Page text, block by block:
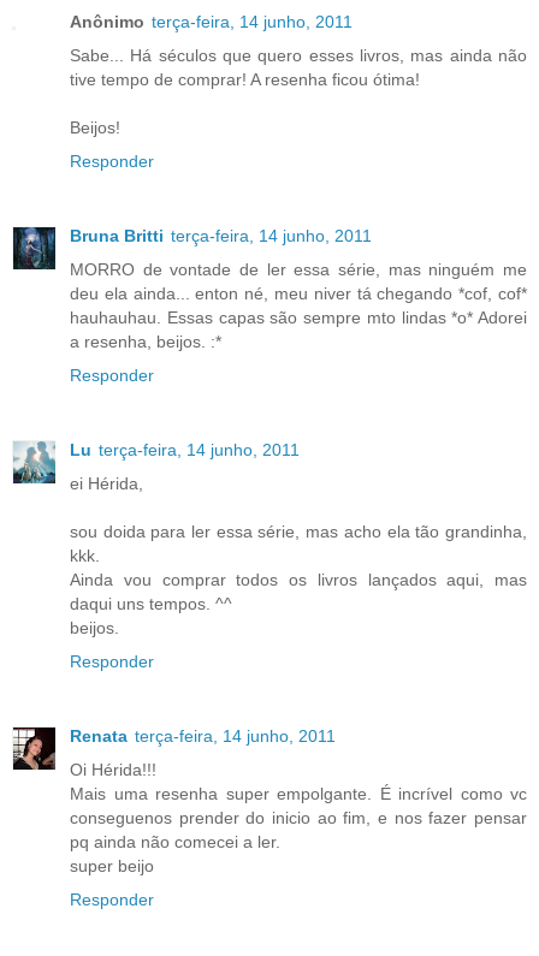
Anônimo terça-feira, 14 junho, 2011
Sabe... Há séculos que quero esses livros, mas ainda não
tive tempo de comprar! A resenha ficou ótima!
Beijos!
Responder
Bruna Britti terça-feira, 14 junho, 2011
MORRO de vontade de ler essa série, mas ninguém me
deu ela ainda... enton né, meu niver tá chegando *cof, cof*
hauhauhau. Essas capas são sempre mto lindas *o* Adorei
a resenha, beijos. :*
Responder
Lu terça-feira, 14 junho, 2011
ei Hérida,
sou doida para ler essa série, mas acho ela tão grandinha,
kkk.
Ainda vou comprar todos os livros lançados aqui, mas
daqui uns tempos. ^^
beijos.
Responder
Renata terça-feira, 14 junho, 2011
Oi Hérida!!!
Mais uma resenha super empolgante. É incrível como vc
conseguenos prender do inicio ao fim, e nos fazer pensar
pq ainda não comecei a ler.
super beijo
Responder